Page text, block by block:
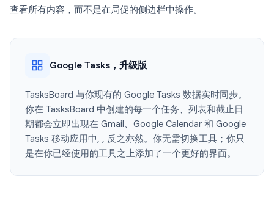
查看所有内容，而不是在局促的侧边栏中操作。
Google Tasks，升级版
TasksBoard 与你现有的 Google Tasks 数据实时同步。
你在 TasksBoard 中创建的每一个任务、列表和截止日
期都会立即出现在 Gmail、Google Calendar 和 Google
Tasks 移动应用中, , 反之亦然。你无需切换工具；你只
是在你已经使用的工具之上添加了一个更好的界面。